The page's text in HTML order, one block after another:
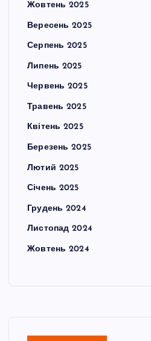
Жовтень 2025
Вересень 2025
Серпень 2025
Липень 2025
Червень 2025
Травень 2025
Квітень 2025
Березень 2025
Лютий 2025
Січень 2025
Грудень 2024
Листопад 2024
Жовтень 2024